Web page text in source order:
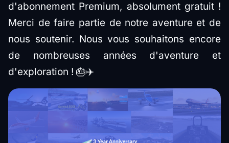
d'abonnement Premium, absolument gratuit !
Merci de faire partie de notre aventure et de
nous soutenir. Nous vous souhaitons encore
de nombreuses années d'aventure et
d'exploration ! 🎂✈️